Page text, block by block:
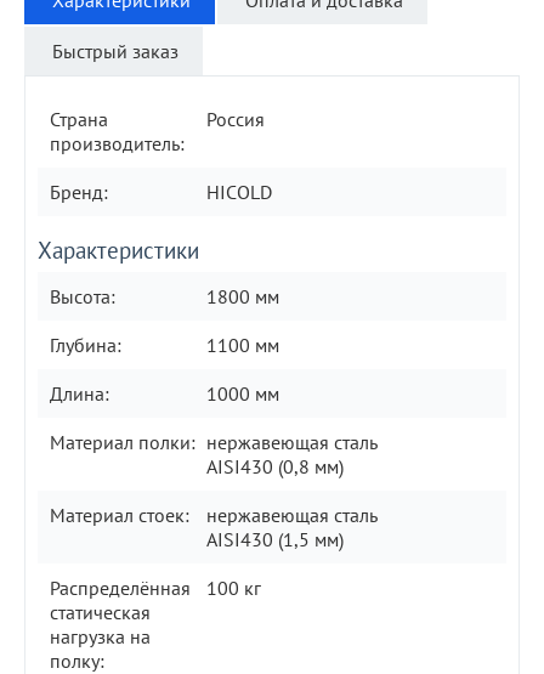
Быстрый заказ
Страна
производитель:
Россия
Бренд: HICOLD
Характеристики
Высота:
1800 мм
Глубина:
1100 мм
Длина:
1000 мм
Материал полки: нержавеющая сталь
AISI430 (0,8 мм)
Материал стоек:
нержавеющая сталь
AISI430 (1,5 мм)
Распределённая
статическая
нагрузка на
полку:
100 кг